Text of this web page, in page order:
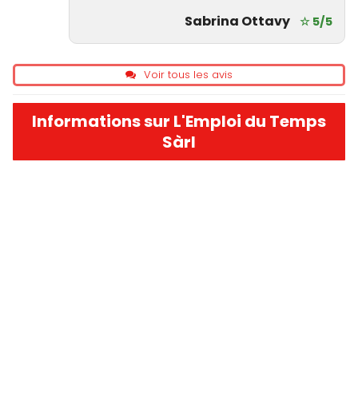
Sabrina Ottavy ☆ 5/5
Voir tous les avis
Informations sur L'Emploi du Temps
Sàrl